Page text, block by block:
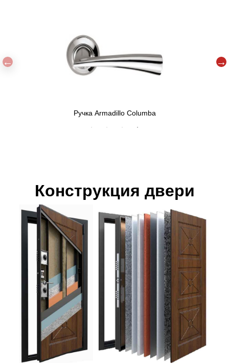
Ручка Armadillo Columba
Конструкция двери